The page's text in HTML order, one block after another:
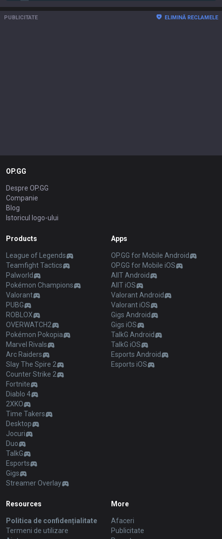
PUBLICITATE ELIMINĂ RECLAMELE
OP.GG
Despre OP.GG
Companie
Blog
Istoricul logo-ului
Products
League of Legends
Teamfight Tactics
Palworld
Pokémon Champions
Valorant
PUBG
ROBLOX
OVERWATCH2
Pokémon Pokopia
Marvel Rivals
Arc Raiders
Slay The Spire 2
Counter Strike 2
Fortnite
Diablo 4
2XKO
Time Takers
Desktop
Jocuri
Duo
TalkG
Esports
Gigs
Streamer Overlay
Apps
OP.GG for Mobile Android
OP.GG for Mobile iOS
AllT Android
AllT iOS
Valorant Android
Valorant iOS
Gigs Android
Gigs iOS
TalkG Android
TalkG iOS
Esports Android
Esports iOS
Resources
Politica de confidențialitate
Termeni de utilizare
More
Afaceri
Publicitate